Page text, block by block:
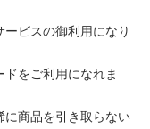
ビスの御利用になり
ドをご利用になれま
商品を引き取らない